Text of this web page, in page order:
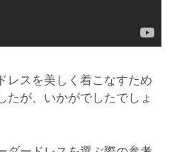
レスを美しく着こなすため
たが、いかがでしたでしょ